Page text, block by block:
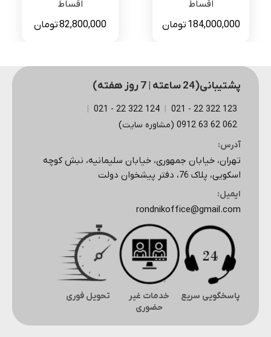
اقساط
184,000,000 تومان
اقساط
82,800,000تومان
پشتیبانی(24 ساعته | 7 روز هفته)
123 322 22 - 021
|
124 322 22 - 021
|
062 62 63 0912 (مشاوره سایت)
آدرس:
تهران، خیابان جمهوری، خیابان سلیمانیه، نبش کوچه
اسکویی، پلاک 76، دفتر پیشخوان دولت
ایمیل:
rondnikoffice@gmail.com
پاسخگویی سریع
خدمات غیر
حضوری
تحویل فوری